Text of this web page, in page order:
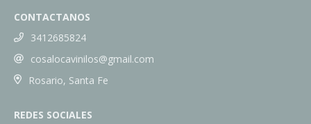
CONTACTANOS
3412685824
cosalocavinilos@gmail.com
Rosario, Santa Fe
REDES SOCIALES